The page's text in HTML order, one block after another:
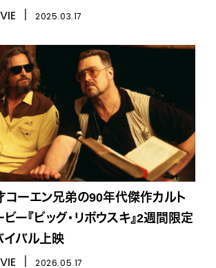
？
2025.03.17
コーエン兄弟の90年代傑作カルト
ビー『ビッグ・リボウスキ』2週間限定
イバル上映
2026.05.17